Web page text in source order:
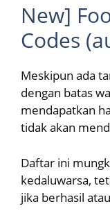
New]
Codes
Meskipun ada
dengan batas
mendapatkan
tidak akan
Daftar ini
kedaluwarsa,
jika berhasil